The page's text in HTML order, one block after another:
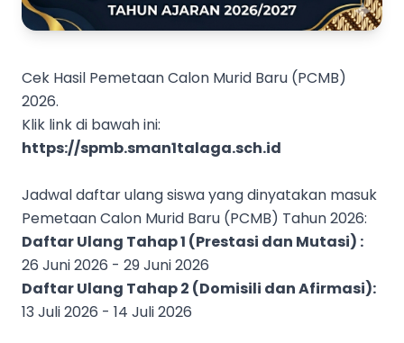
Cek Hasil Pemetaan Calon Murid Baru (PCMB)
2026.
Klik link di bawah ini:
https://spmb.sman1talaga.sch.id
Jadwal daftar ulang siswa yang dinyatakan masuk
Pemetaan Calon Murid Baru (PCMB) Tahun 2026:
Daftar Ulang Tahap 1 (Prestasi dan Mutasi) :
26 Juni 2026 - 29 Juni 2026
Daftar Ulang Tahap 2 (Domisili dan Afirmasi):
13 Juli 2026 - 14 Juli 2026